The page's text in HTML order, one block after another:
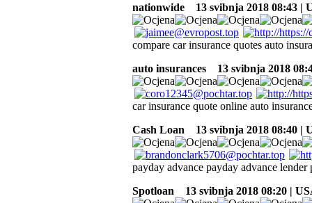
nationwide
13 svibnja 2018 08:43 |
compare car insurance quotes auto
auto insurances
13 svibnja 2018
car insurance quote online auto
Cash Loan
13 svibnja 2018 08:40 |
payday advance payday advance lender
Spotloan
13 svibnja 2018 08:20 |